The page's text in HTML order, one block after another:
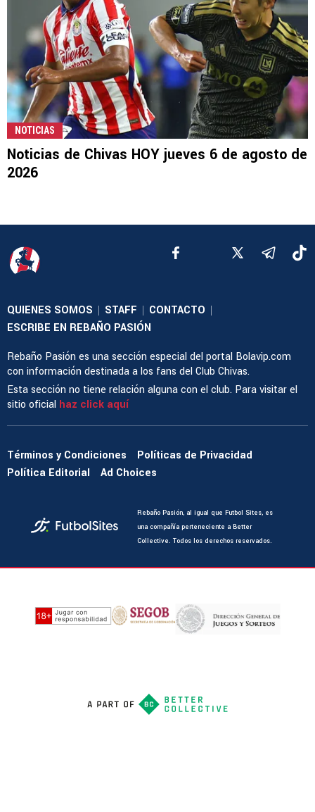
NOTICIAS
Noticias de Chivas HOY jueves 6 de agosto de
2026
QUIENES SOMOS | STAFF | CONTACTO |
ESCRIBE EN REBAÑO PASIÓN
Rebaño Pasión es una sección especial del portal Bolavip.com
con información destinada a los fans del Club Chivas.
Esta sección no tiene relación alguna con el club. Para visitar el
sitio oficial haz click aquí
Términos y Condiciones
Políticas de Privacidad
Política Editorial
Ad Choices
Rebaño Pasión, al igual que Futbol Sites, es
una compañía perteneciente a Better
Collective. Todos los derechos reservados.